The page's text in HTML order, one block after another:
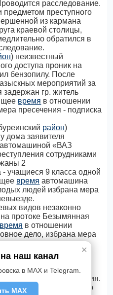
расследование.
предметом преступного
из кармана
краевой столицы,
обратился в
) неизвестный
доступа проник на
бензопилу. После
мероприятий за
гр. житель
время в отношении
пресечения - подписка
район)
дома заявителя
«ВАЗ
сотрудниками
2
учащиеся 9 класса одной
время автомашина
людей избрана мера
видов незаконно
протоке Безымянная
время в отношении
дело, избрана мера
проводится
полиции
правонарушения.
по Хабаровскому краю
✕
наш канал
в MAX и Telegram.
MAX